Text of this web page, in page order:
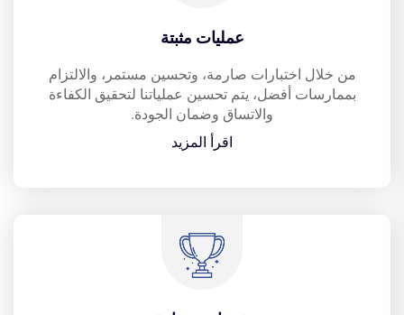
عمليات مثبتة
من خلال اختبارات صارمة، وتحسين مستمر، والالتزام
بممارسات أفضل، يتم تحسين عملياتنا لتحقيق الكفاءة
والاتساق وضمان الجودة.
اقرأ المزيد